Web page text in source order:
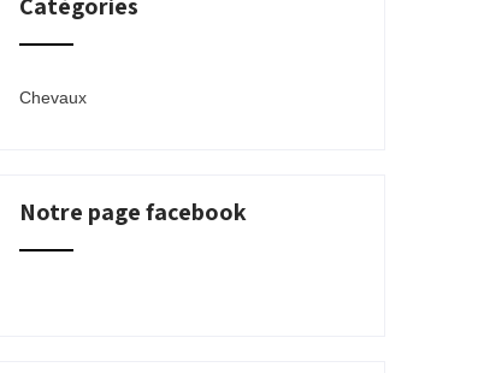
Chevaux
Notre page facebook